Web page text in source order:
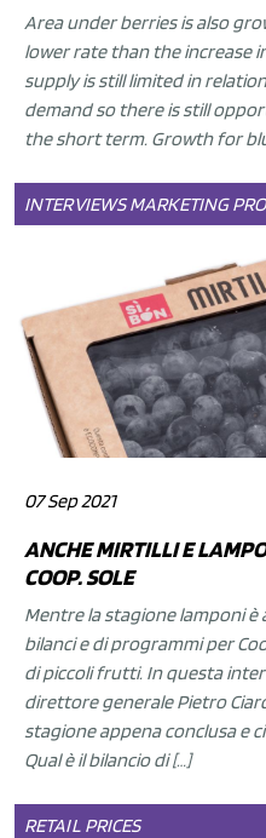
Area under berries is also
lower rate than the increase
supply is still limited in
demand so there is still
the short term. Growth for
INTERVIEWS MARKETING
07 Sep 2021
ANCHE MIRTILLI E
COOP. SOLE
Mentre la stagione lamponi
bilanci e di programmi per
di piccoli frutti. In questa
direttore generale Pietro
stagione appena conclusa e
Qual è il bilancio di […]
RETAIL PRICES